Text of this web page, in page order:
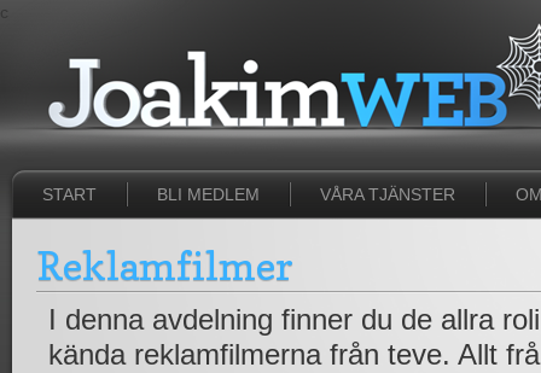
c
START BLI MEDLEM VÅRA TJÄNSTER
Reklamfilmer
I denna avdelning finner du de allra
kända reklamfilmerna från teve. Allt